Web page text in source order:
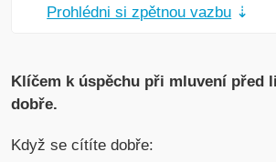
Prohlédni si zpětnou vazbu ⇣
Klíčem k úspěchu při mluvení před
dobře.
Když se cítíte dobře: